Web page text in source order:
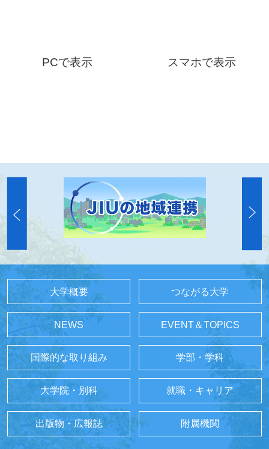
PCで表示 スマホで表示
大学概要 つながる大学
NEWS EVENT＆TOPICS
国際的な取り組み 学部・学科
大学院・別科 就職・キャリア
出版物・広報誌 附属機関